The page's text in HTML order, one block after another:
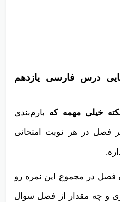
درس فارسی یازدهم
خیلی مهمه که بارم‌بندی
در هر نوبت امتحانی
فصل در مجموع این نمره رو
و چه مقدار از فصل سوال